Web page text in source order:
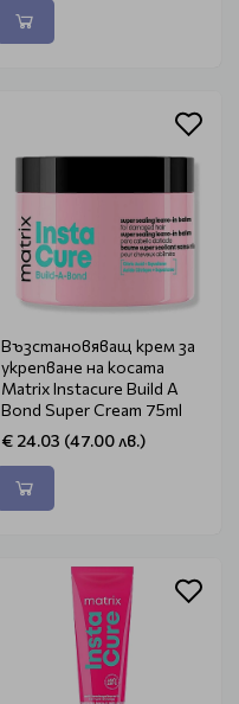
Възстановяващ крем за
укрепване на косата
Matrix Instacure Build A
Bond Super Cream 75ml
€ 24.03 (47.00 лв.)